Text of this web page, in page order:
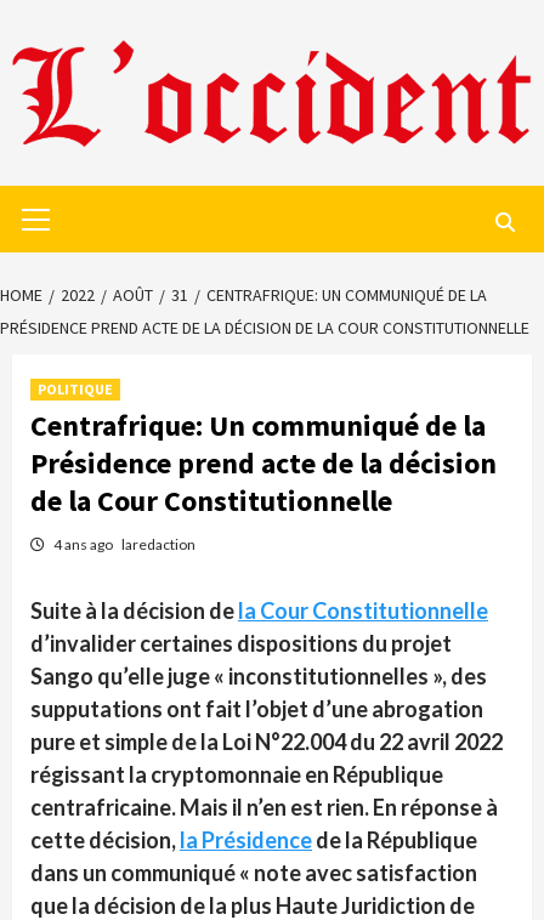
to
content
Menu
HOME 2022 AOÛT 31
CENTRAFRIQUE: UN COMMUNIQUÉ DE LA
PRÉSIDENCE PREND ACTE DE LA DÉCISION DE LA COUR CONSTITUTIONNELLE
POLITIQUE
Centrafrique: Un communiqué de la
Présidence prend acte de la décision
de la Cour Constitutionnelle
4 ans ago laredaction
Suite à la décision dela Cour Constitutionnelle
d’invalider certaines dispositions du projet
Sango qu’elle juge « inconstitutionnelles », des
supputations ont fait l’objet d’une abrogation
pure et simple de la Loi N°22.004 du 22 avril 2022
régissant la cryptomonnaie en République
centrafricaine. Mais il n’en est rien. En réponse à
cette décision,la Présidencede la République
dans un communiqué « note avec satisfaction
que la décision de la plus Haute Juridiction de